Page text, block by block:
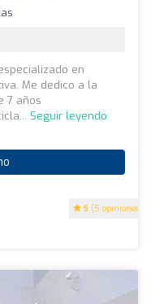
5 (5 opiniones)
en
Me dedico a la
7 años
Seguir leyendo